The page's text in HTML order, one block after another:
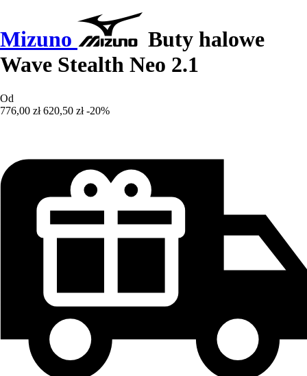
Mizuno
Buty halowe
Wave Stealth Neo 2.1
Od
776,00 zł 620,50 zł -20%